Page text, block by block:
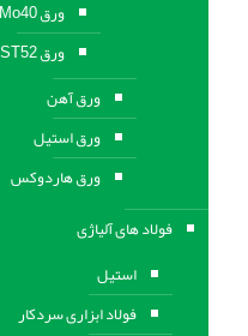
ورق Mo40
ورق ST52
ورق آهن
ورق استيل
ورق هاردوکس
فولاد های آلیاژی
استیل
فولاد ابزاری سردکار